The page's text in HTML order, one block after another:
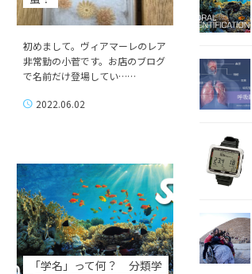
初めまして。ヴィアマーレのレア
非常勤の小菅です。お店のブログ
で名前だけ登場してい……
2022.06.02
「学名」って何？ 分類学